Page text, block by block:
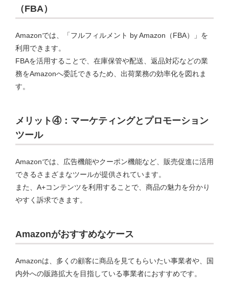
（FBA）
Amazonでは、「フルフィルメント by Amazon（FBA）」を
利用できます。
FBAを活用することで、在庫保管や配送、返品対応などの業
務をAmazonへ委託できるため、出荷業務の効率化を図れま
す。
メリット④：マーケティングとプロモーション
ツール
Amazonでは、広告機能やクーポン機能など、販売促進に活用
できるさまざまなツールが提供されています。
また、A+コンテンツを利用することで、商品の魅力を分かり
やすく訴求できます。
Amazonがおすすめなケース
Amazonは、多くの顧客に商品を見てもらいたい事業者や、国
内外への販路拡大を目指している事業者におすすめです。